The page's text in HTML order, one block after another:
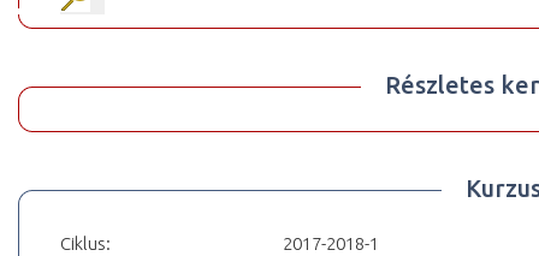
Részletes
Ciklus:
2017-2018-1